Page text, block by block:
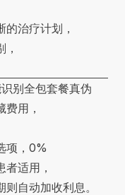
治疗计划，
别全包套餐真伪
用，
项，0%
适用，
自动加收利息。